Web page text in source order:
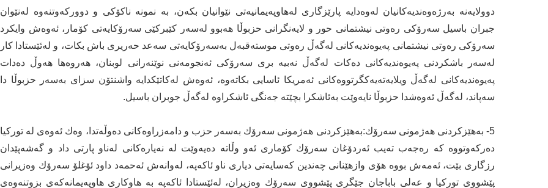
دوولایەنە بەرژەوەندیەكانیان لەوەدایە پارێزگاری لەهاوپەیمانیەتی نێوانیان بكەن، بە نمونە ناكۆكی و دووركەوتنەوە لەنێوان
جبران باسیل سەرۆكی رەوتی نیشتمانی حور و لایەنگرانی حزبوڵا هەبوو لەسەر كێبركێی سەرۆكایەتی كۆمار، ئەوەش وایكرد
سەرۆكی رەوتی نیشتمانی پەیوەندیەكانی لەگەڵ رەوتی موستەقبەل بەسەرۆكایەتی سەعد حەریری باش بكات، و لەئێستادا كار
لەسەر باشكردنی پەیوەندیەكانی دەكات لەگەڵ نەبیە بری سەرۆكی ئەنجومەنی نوێنەرانی لوبنان، هەروەها هەوڵ دەدات
پەیوەندیەكانی لەگەڵ ویلایەتەیەكگرتووەكانی ئەمریكا ئاسایی بكاتەوە، ئەوەش لەكاتێكدایە واشنتۆن سزای بەسەر حزبوڵا دا
سەپاند، لەگەڵ ئەوەشدا حزبوڵا نایەوێت بەئاشكرا بچێتە جەنگی ئاشكراوە لەگەڵ جوبران باسیل.
5- بەهێزكردنی هەژمونی سەرۆك:بەهێزكردنی هەژمونی سەرۆك بەسەر حزب و دامەزراوەكانی دەوڵەتدا، وەك ئەوەی لە توركیا
دەركەوتووە كە رەجەب تەیب ئەردۆغان سەرۆك كۆماری ئەو وڵاتە دەیەوێت لە نەیارەكانی لەناو پارتی داد و گەشەپێدان
رزگاری بێت، ئەمەش بووە هۆی وازهێنانی چەندین كەسایەتی دیاری ناو ئاكەپە، لەوانەش ئەحمەد داود ئۆغلۆ سەرۆك وەزیرانی
پێشووی توركیا و عەلی باباجان جێگری پێشووی سەرۆك وەزیران، لەئێستادا ئاكەپە بە هاوكاری هاوپەیمانەكەی بزوتنەوەی